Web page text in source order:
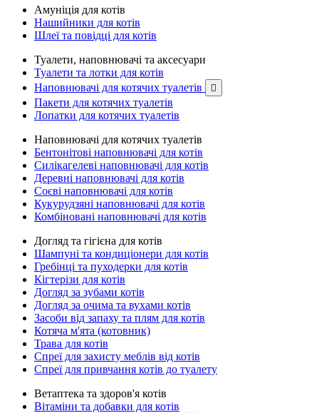
Амуніція для котів
Нашийники для котів
Шлеї та повідці для котів
Туалети, наповнювачі та аксесуари
Туалети та лотки для котів
Наповнювачі для котячих туалетів

Пакети для котячих туалетів
Лопатки для котячих туалетів
Наповнювачі для котячих туалетів
Бентонітові наповнювачі для котів
Силікагелеві наповнювачі для котів
Деревні наповнювачі для котів
Соєві наповнювачі для котів
Кукурудзяні наповнювачі для котів
Комбіновані наповнювачі для котів
Догляд та гігієна для котів
Шампуні та кондиціонери для котів
Гребінці та пуходерки для котів
Кігтерізи для котів
Догляд за зубами котів
Догляд за очима та вухами котів
Засоби від запаху та плям для котів
Котяча м'ята (котовник)
Трава для котів
Спреї для захисту меблів від котів
Спреї для привчання котів до туалету
Ветаптека та здоров'я котів
Вітаміни та добавки для котів